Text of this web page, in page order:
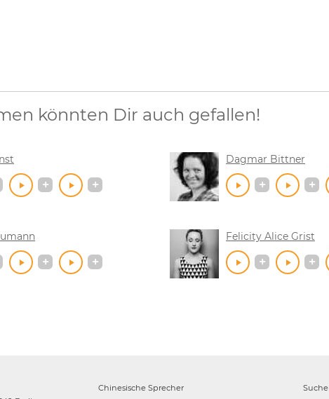
könnten Dir auch gefallen!
Dagmar Bittner
Felicity Alice Grist
Chinesische Sprecher
Suche